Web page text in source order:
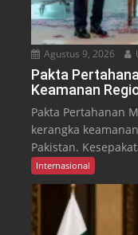
Agustus 9, 2026
Pakta
Keamanan
Pakta Pertahanan
kerangka
Pakistan.
Internasional